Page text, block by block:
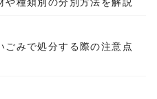
や種類別の分別方法を解説
ごみで処分する際の注意点